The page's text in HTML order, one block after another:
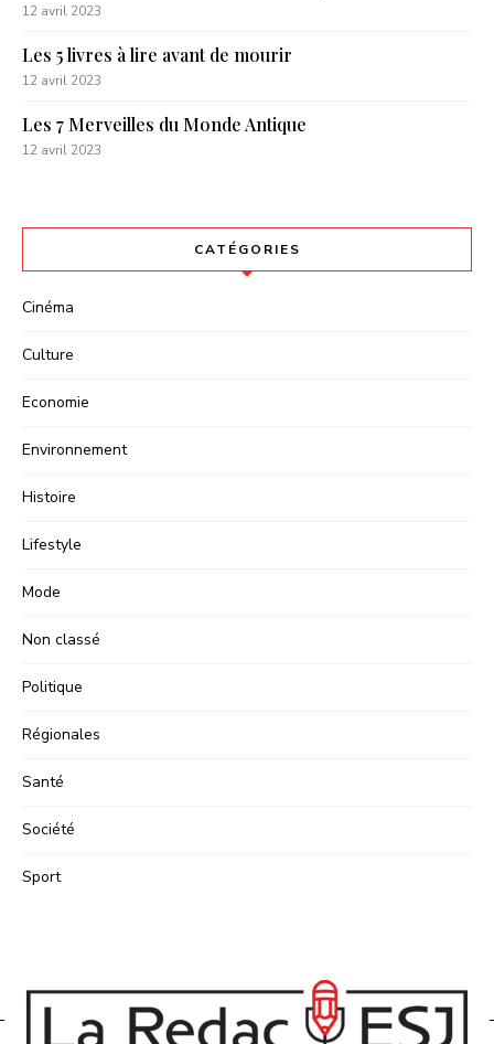
12 avril 2023
Les 5 livres à lire avant de mourir
12 avril 2023
Les 7 Merveilles du Monde Antique
12 avril 2023
CATÉGORIES
Cinéma
Culture
Economie
Environnement
Histoire
Lifestyle
Mode
Non classé
Politique
Régionales
Santé
Société
Sport